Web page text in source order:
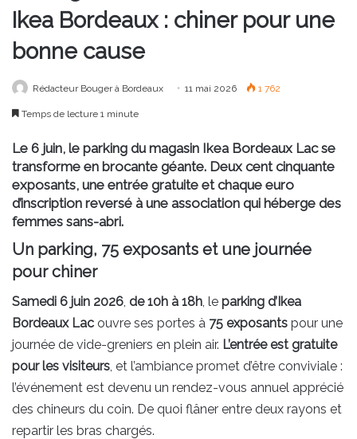
Ikea Bordeaux : chiner pour une
bonne cause
Rédacteur Bouger à Bordeaux 11 mai 2026 1 762
Temps de lecture 1 minute
Le 6 juin, le parking du magasin Ikea Bordeaux Lac se
transforme en brocante géante. Deux cent cinquante
exposants, une entrée gratuite et chaque euro
d’inscription reversé à une association qui héberge des
femmes sans-abri.
Un parking, 75 exposants et une journée
pour chiner
Samedi 6 juin 2026, de 10h à 18h, le parking d’Ikea
Bordeaux Lac ouvre ses portes à 75 exposants pour une
journée de vide-greniers en plein air. L’entrée est gratuite
pour les visiteurs, et l’ambiance promet d’être conviviale :
l’événement est devenu un rendez-vous annuel apprécié
des chineurs du coin. De quoi flâner entre deux rayons et
repartir les bras chargés.